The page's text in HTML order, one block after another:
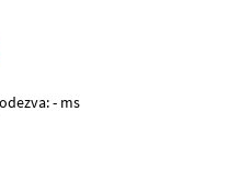
- ms